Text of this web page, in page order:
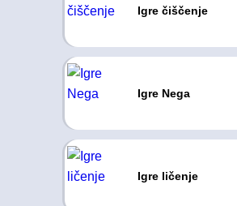
Igre čiščenje
Igre Nega
Igre ličenje